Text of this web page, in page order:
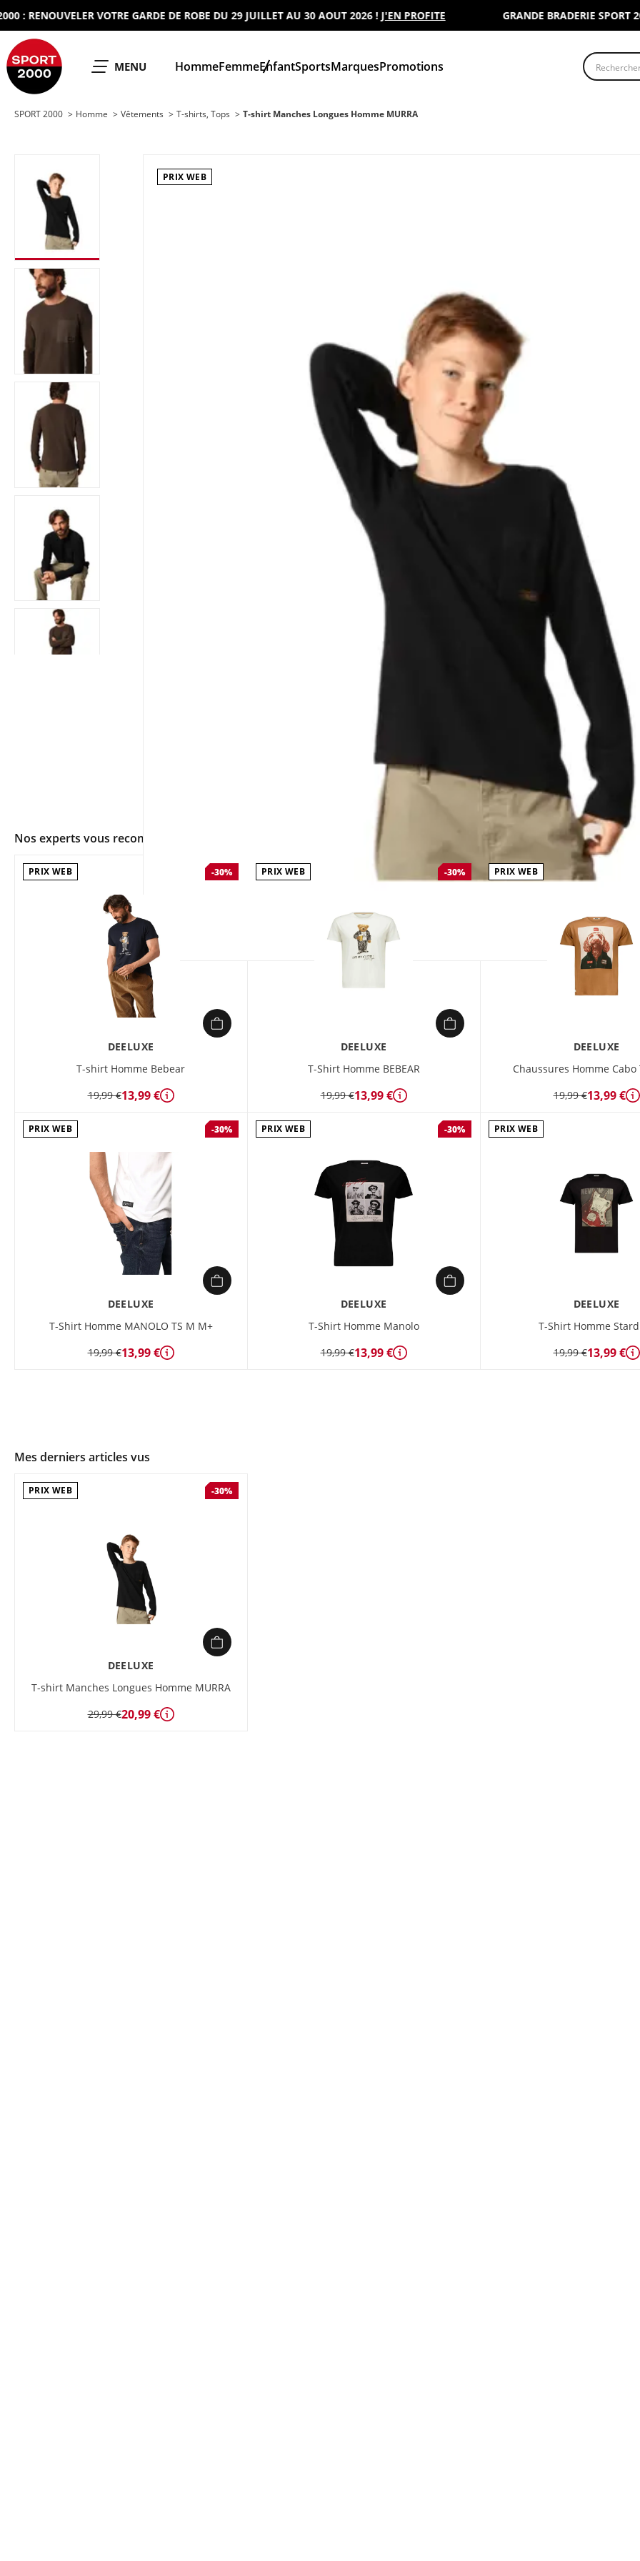
RENOUVELER VOTRE GARDE DE ROBE DU 29 JUILLET AU 30 AOUT 2026 !J'EN PROFITE GRANDE BRADERIE SPORT
OUVRIR LE
MENU HommeFemmeEnfantSportsMarquesPromotions
SPORT 2000 Homme Vêtements T-shirts, Tops T-shirt Manches Longues Homme MURRA
PRIX WEB
Nos experts vous recommandent
PRIX WEB -30%
DEELUXE
T-shirt Homme Bebear
19,99 €13,99 € Détails
PRIX WEB -30%
DEELUXE
T-Shirt Homme BEBEAR
19,99 €13,99 € Détails
PRIX WEB
DEELUXE
Chaussures Homme Cabo
19,99 €13,99 €
PRIX WEB -30%
DEELUXE
T-Shirt Homme MANOLO TS M M+
19,99 €13,99 € Détails
PRIX WEB -30%
DEELUXE
T-Shirt Homme Manolo
19,99 €13,99 € Détails
PRIX WEB
DEELUXE
T-Shirt Homme
19,99 €13,99 €
Mes derniers articles vus
PRIX WEB -30%
DEELUXE
T-shirt Manches Longues Homme MURRA
29,99 €20,99 € Détails